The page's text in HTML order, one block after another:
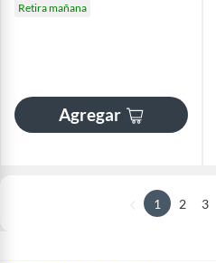
Retira mañana
Agregar
1 2 3